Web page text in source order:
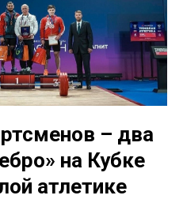
– два
на Кубке
атлетике